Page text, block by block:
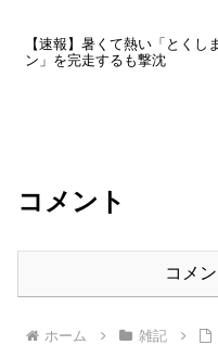
【速報】暑くて熱い「とくし
ン」を完走するも撃沈
コメント
コメ
ホーム 雑記